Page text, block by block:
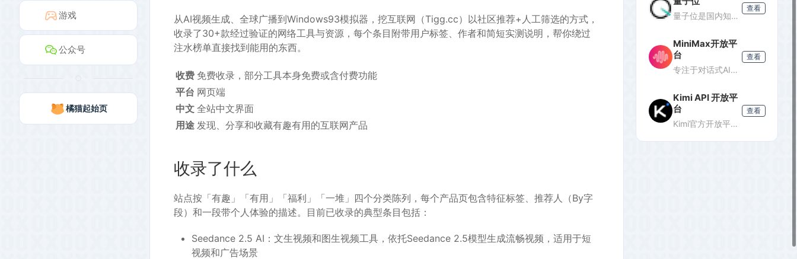
游戏
公众号
橘猫起始页
从AI视频生成、全球广播到Windows93模拟器，挖互联网（Tigg.cc）以社区推荐+人工筛选的方式，
收录了30+款经过验证的网络工具与资源，每个条目附带用户标签、作者和简短实测说明，帮你绕过
注水榜单直接找到能用的东西。
收费 免费收录，部分工具本身免费或含付费功能
平台 网页端
中文 全站中文界面
用途 发现、分享和收藏有趣有用的互联网产品
收录了什么
站点按「有趣」「有用」「福利」「一堆」四个分类陈列，每个产品页包含特征标签、推荐人（By字
段）和一段带个人体验的描述。目前已收录的典型条目包括：
Seedance 2.5 AI：文生视频和图生视频工具，依托Seedance 2.5模型生成流畅视频，适用于短
视频和广告场景
量子位是国内知名的科技媒体，专注于人工智能领域，提供最新AI资讯、行业分析和深度报道，是了解AI发展的重要窗口。
查看
MiniMax开放平
台
专注于对话式AI服务的开放平台，提供轻量级API接口，支持多轮对话、文本生成等功能，适合需要快速集成对话能力的开发者。
查看
Kimi API 开放平
台
Kimi官方开放平台，提供K3旗舰模型及K2.7 Code编程模型API，支持1M token上下文、联网搜索及代码执行，助力开发者高效构建智能应用。
查看